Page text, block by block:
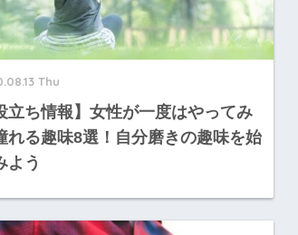
Thu
立ち情報】女性が一度はやってみ
れる趣味8選！自分磨きの趣味を始
よう